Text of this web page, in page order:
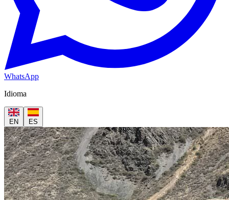
WhatsApp
Idioma
EN ES